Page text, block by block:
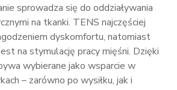
sprowadza się do oddziaływania
na tkanki. TENS najczęściej
dyskomfortu, natomiast
na stymulację pracy mięśni. Dzięki
wybierane jako wsparcie w
– zarówno po wysiłku, jak i